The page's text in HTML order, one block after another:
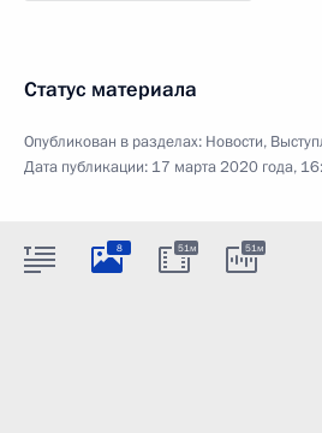
Статус материала
Опубликован в разделах: Новости,
Дата публикации: 17 марта 2020 года,
8 51м 51м